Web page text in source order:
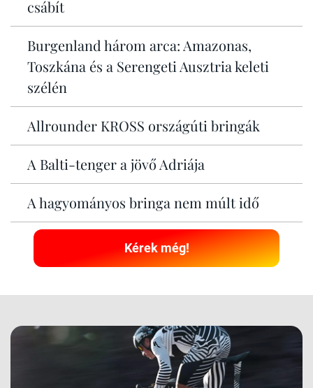
csábít
Burgenland három arca: Amazonas,
Toszkána és a Serengeti Ausztria keleti
szélén
Allrounder KROSS országúti bringák
A Balti-tenger a jövő Adriája
A hagyományos bringa nem múlt idő
Kérek még!